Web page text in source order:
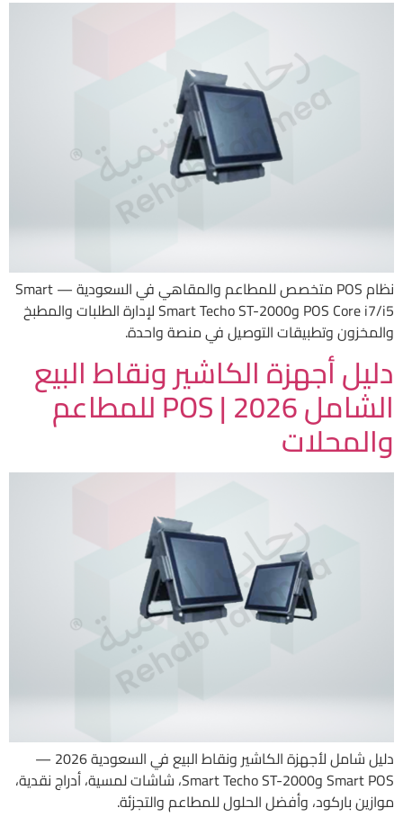
نظام POS متخصص للمطاعم والمقاهي في السعودية — Smart
POS Core i7/i5 وSmart Techo ST-2000 لإدارة الطلبات والمطبخ
والمخزون وتطبيقات التوصيل في منصة واحدة.
دليل أجهزة الكاشير ونقاط البيع
الشامل 2026 | POS للمطاعم
والمحلات
دليل شامل لأجهزة الكاشير ونقاط البيع في السعودية 2026 —
Smart POS وSmart Techo ST-2000، شاشات لمسية، أدراج نقدية،
موازين باركود، وأفضل الحلول للمطاعم والتجزئة.